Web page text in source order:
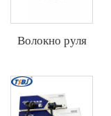
Волокно руля